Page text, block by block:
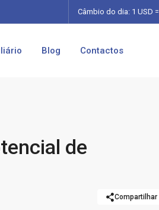
Câmbio do dia: 1 USD =
Blog Contactos
de
Compartilhar